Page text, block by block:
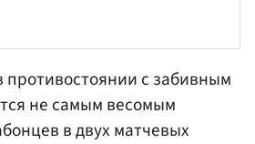
противостоянии с забивным
не самым весомым
в двух матчевых